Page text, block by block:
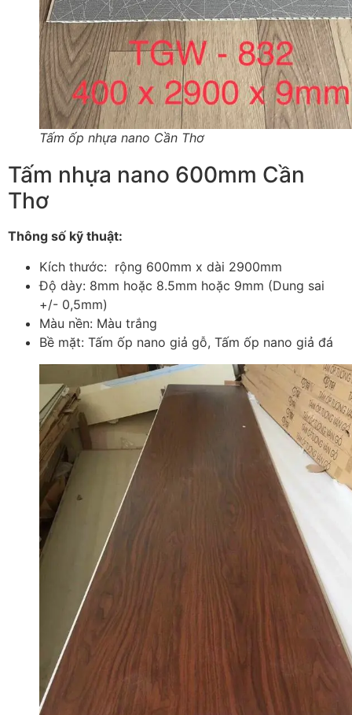
Tấm ốp nhựa nano Cần Thơ
Tấm nhựa nano 600mm Cần
Thơ
Thông số kỹ thuật:
Kích thước: rộng 600mm x dài 2900mm
Độ dày: 8mm hoặc 8.5mm hoặc 9mm (Dung sai
+/- 0,5mm)
Màu nền: Màu trắng
Bề mặt: Tấm ốp nano giả gỗ, Tấm ốp nano giả đá